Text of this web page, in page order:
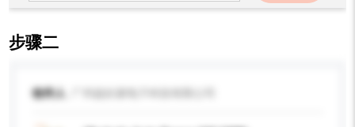
步骤二
收件人